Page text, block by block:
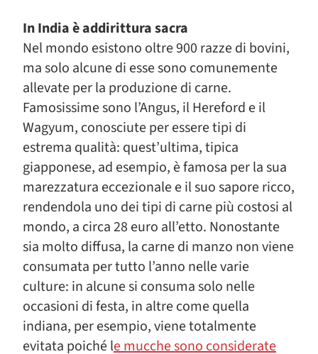
In India è addirittura sacra
Nel mondo esistono oltre 900 razze di bovini,
ma solo alcune di esse sono comunemente
allevate per la produzione di carne.
Famosissime sono l’Angus, il Hereford e il
Wagyum, conosciute per essere tipi di
estrema qualità: quest’ultima, tipica
giapponese, ad esempio, è famosa per la sua
marezzatura eccezionale e il suo sapore ricco,
rendendola uno dei tipi di carne più costosi al
mondo, a circa 28 euro all’etto. Nonostante
sia molto diffusa, la carne di manzo non viene
consumata per tutto l’anno nelle varie
culture: in alcune si consuma solo nelle
occasioni di festa, in altre come quella
indiana, per esempio, viene totalmente
evitata poiché le mucche sono considerate